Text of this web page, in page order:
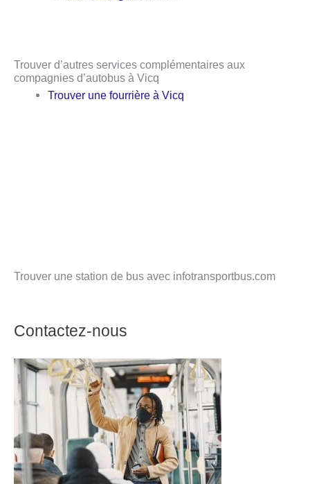
Trouver d’autres services complémentaires aux
compagnies d’autobus à Vicq
Trouver une fourrière à Vicq
Trouver une station de bus avec infotransportbus.com
Contactez-nous